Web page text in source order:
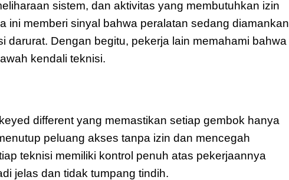
sistem, dan aktivitas yang membutuhkan izin
ini memberi sinyal bahwa peralatan sedang diamankan
darurat. Dengan begitu, pekerja lain memahami bahwa
kendali teknisi.
different yang memastikan setiap gembok hanya
peluang akses tanpa izin dan mencegah
teknisi memiliki kontrol penuh atas pekerjaannya
jelas dan tidak tumpang tindih.